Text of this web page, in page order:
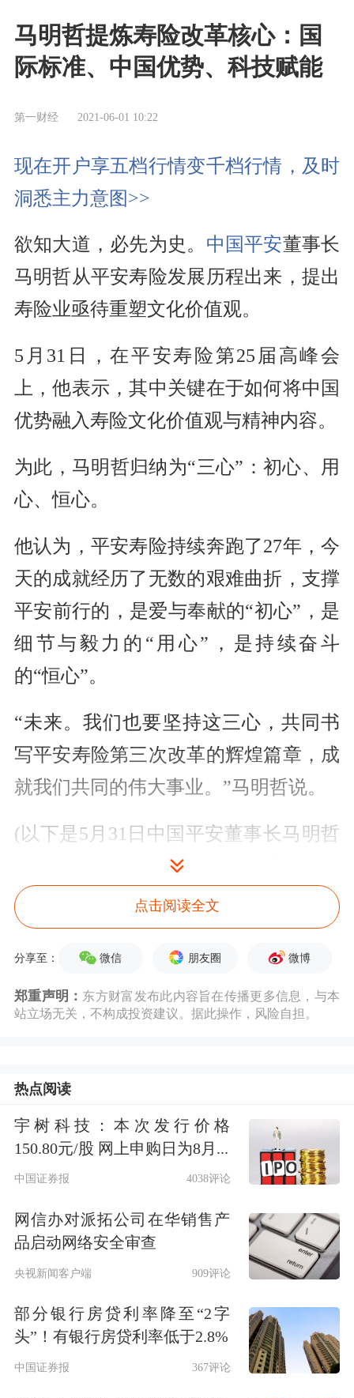
马明哲提炼寿险改革核心：国
际标准、中国优势、科技赋能
第一财经 2021-06-01 10:22
现在开户享五档行情变千档行情，及时
洞悉主力意图>>
欲知大道，必先为史。 中国平安董事长
马明哲从平安寿险发展历程出来，提出
寿险业亟待重塑文化价值观。
5月31日，在平安寿险第25届高峰会
上，他表示，其中关键在于如何将中国
优势融入寿险文化价值观与精神内容。
为此，马明哲归纳为“三心”：初心、用
心、恒心。
他认为，平安寿险持续奔跑了27年，今
天的成就经历了无数的艰难曲折，支撑
平安前行的，是爱与奉献的“初心”，是
细节与毅力的“用心”，是持续奋斗
的“恒心”。
“未来。我们也要坚持这三心，共同书
写平安寿险第三次改革的辉煌篇章，成
就我们共同的伟大事业。”马明哲说。
(以下是5月31日中国平安董事长马明哲
在平安寿险第25届高峰会上的讲话实录
)
尊敬的王仔德会长、尊敬的各位高峰英
大家好！今天，平安寿险第25届高峰会
仁与我个人，向600位高峰英雄们致以
最热烈的祝贺和最崇高的敬意！
欲知大道，必先为史。习近平总书记教
崇德、学史力行”。高峰会去年在革命
圣地井冈山，今年在英雄城市重庆召
学习中国共产党波澜壮阔、催人奋进的
革命历史，将红色基因深深融入我们寿
点击阅读全文
分享至： 微信 朋友圈 微博
郑重声明： 东方财富发布此内容旨在传播更多信息，与本
站立场无关，不构成投资建议。据此操作，风险自担。
热点阅读
宇树科技：本次发行价格
150.80元/股 网上申购日为8月...
中国证券报 4038评论
网信办对派拓公司在华销售产
品启动网络安全审查
央视新闻客户端 909评论
部分银行房贷利率降至“2字
头”！有银行房贷利率低于2.8%
中国证券报 367评论